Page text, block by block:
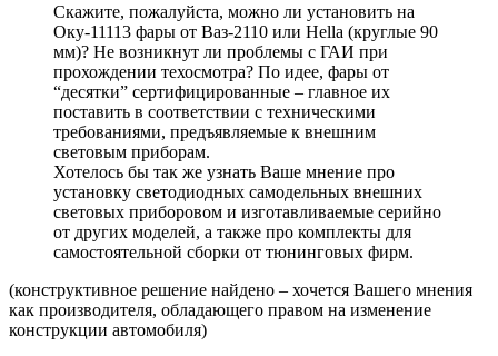
Скажите, пожалуйста, можно ли установить на
Оку-11113 фары от Ваз-2110 или Hella (круглые 90
мм)? Не возникнут ли проблемы с ГАИ при
прохождении техосмотра? По идее, фары от
“десятки” сертифицированные – главное их
поставить в соответствии с техническими
требованиями, предъявляемые к внешним
световым приборам.
Хотелось бы так же узнать Ваше мнение про
установку светодиодных самодельных внешних
световых приборовом и изготавливаемые серийно
от других моделей, а также про комплекты для
самостоятельной сборки от тюнинговых фирм.
(конструктивное решение найдено – хочется Вашего мнения
как производителя, обладающего правом на изменение
конструкции автомобиля)